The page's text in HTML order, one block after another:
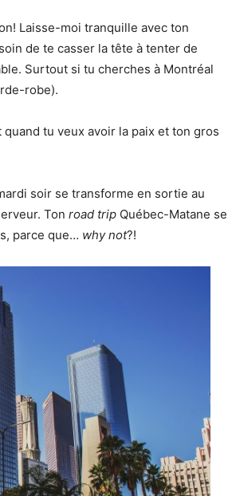
Laisse-moi tranquille avec ton
de te casser la tête à tenter de
Surtout si tu cherches à Montréal
robe).
quand tu veux avoir la paix et ton gros
soir se transforme en sortie au
Ton road trip Québec-Matane se
parce que… why not?!